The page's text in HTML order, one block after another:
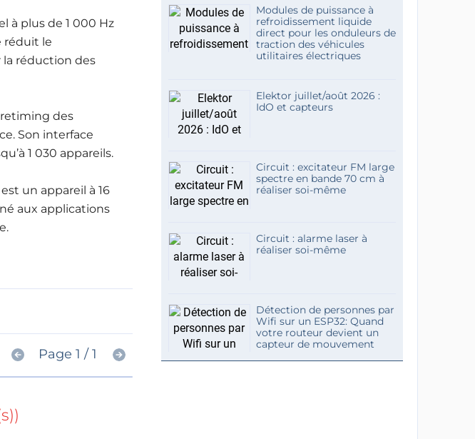
à plus de 1 000 Hz
réduit le
réduction des
retiming des
Son interface
1 030 appareils.
un appareil à 16
aux applications
Page 1 / 1
Modules de puissance à
refroidissement liquide
direct pour les onduleurs de
traction des véhicules
utilitaires électriques
Elektor juillet/août 2026 :
IdO et capteurs
Circuit : excitateur FM large
spectre en bande 70 cm à
réaliser soi-même
Circuit : alarme laser à
réaliser soi-même
Détection de personnes par
Wifi sur un ESP32: Quand
votre routeur devient un
capteur de mouvement